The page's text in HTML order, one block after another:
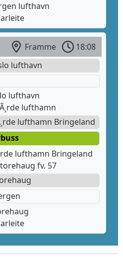
lufthavn
Framme
18:08
lufthavn
lufthavn
lufthamn
lufthamn Bringeland
lufthamn Bringeland
fv. 57